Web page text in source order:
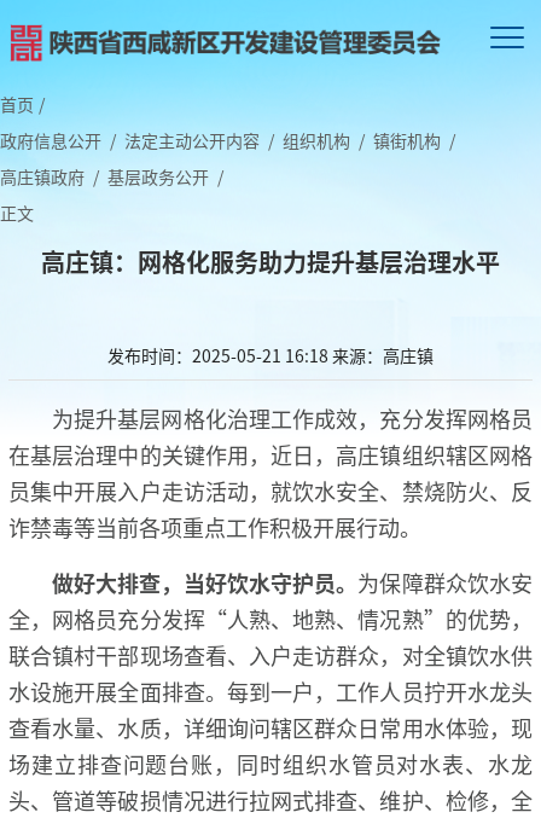
首页 /
政府信息公开 / 法定主动公开内容 / 组织机构 / 镇街机构 /
高庄镇政府 / 基层政务公开 /
正文
高庄镇：网格化服务助力提升基层治理水平
发布时间：2025-05-21 16:18 来源：高庄镇
为提升基层网格化治理工作成效，充分发挥网格员
在基层治理中的关键作用，近日，高庄镇组织辖区网格
员集中开展入户走访活动，就饮水安全、禁烧防火、反
诈禁毒等当前各项重点工作积极开展行动。
做好大排查，当好饮水守护员。 为保障群众饮水安
全，网格员充分发挥“人熟、地熟、情况熟”的优势，
联合镇村干部现场查看、入户走访群众，对全镇饮水供
水设施开展全面排查。每到一户，工作人员拧开水龙头
查看水量、水质，详细询问辖区群众日常用水体验，现
场建立排查问题台账，同时组织水管员对水表、水龙
头、管道等破损情况进行拉网式排查、维护、检修，全